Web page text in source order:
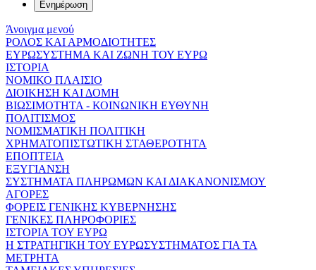
Ενημέρωση
Άνοιγμα μενού
ΡΟΛΟΣ ΚΑΙ ΑΡΜΟΔΙΟΤΗΤΕΣ
ΕΥΡΩΣΥΣΤΗΜΑ ΚΑΙ ΖΩΝΗ ΤΟΥ ΕΥΡΩ
ΙΣΤΟΡΙΑ
ΝΟΜΙΚΟ ΠΛΑΙΣΙΟ
ΔΙΟΙΚΗΣΗ ΚΑΙ ΔΟΜΗ
ΒΙΩΣΙΜΟΤΗΤΑ - ΚΟΙΝΩΝΙΚΗ ΕΥΘΥΝΗ
ΠΟΛΙΤΙΣΜΟΣ
ΝΟΜΙΣΜΑΤΙΚΗ ΠΟΛΙΤΙΚΗ
ΧΡΗΜΑΤΟΠΙΣΤΩΤΙΚΗ ΣΤΑΘΕΡΟΤΗΤΑ
ΕΠΟΠΤΕΙΑ
ΕΞΥΓΙΑΝΣΗ
ΣΥΣΤΗΜΑΤΑ ΠΛΗΡΩΜΩΝ ΚΑΙ ΔΙΑΚΑΝΟΝΙΣΜΟΥ
ΑΓΟΡΕΣ
ΦΟΡΕΙΣ ΓΕΝΙΚΗΣ ΚΥΒΕΡΝΗΣΗΣ
ΓΕΝΙΚΕΣ ΠΛΗΡΟΦΟΡΙΕΣ
ΙΣΤΟΡΙΑ ΤΟΥ ΕΥΡΩ
Η ΣΤΡΑΤΗΓΙΚΗ ΤΟΥ ΕΥΡΩΣΥΣΤΗΜΑΤΟΣ ΓΙΑ ΤΑ
ΜΕΤΡΗΤΑ